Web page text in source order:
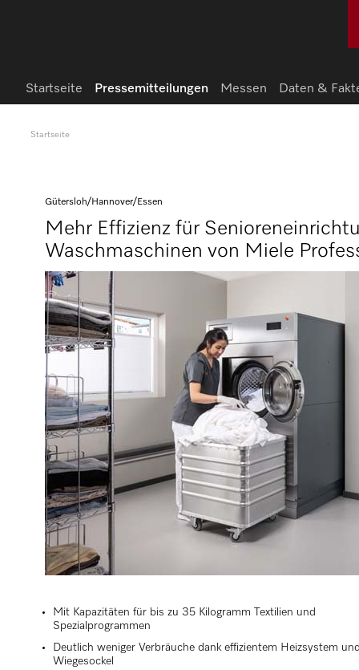
Startseite
Mehr Effizienz für
Waschmaschinen von Miele
Gütersloh/Hannover/Essen
Mit Kapazitäten für bis zu 35 Kilogramm Textilien und
Spezialprogrammen
Deutlich weniger Verbräuche dank effizientem Heizsystem
Wiegesockel
Startseite Pressemitteilungen Messen Daten &